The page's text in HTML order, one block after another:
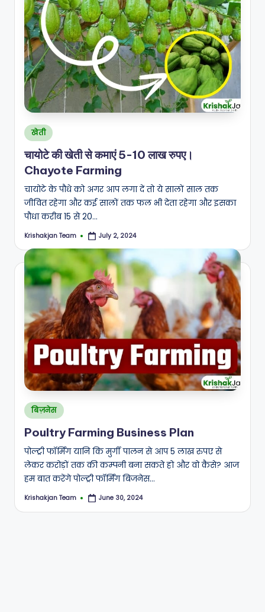
Posted
in
खेती
चायोटे की खेती से कमाएं 5-10 लाख रुपए।
Chayote Farming
चायोटे के पौधे को अगर आप लगा दें तो ये सालों साल तक
जीवित रहेगा और कई सालों तक फल भी देता रहेगा और इसका
पौधा करीब 15 से 20…
Posted
Krishakjan Team July 2, 2024
Posted
in
बिज़नेस
Poultry Farming Business Plan
पोल्ट्री फॉर्मिंग यानि कि मुर्गी पालन से आप 5 लाख रुपए से
लेकर करोड़ों तक की कम्पनी बना सकते हो और वो कैसे? आज
हम बात करेंगे पोल्ट्री फॉर्मिंग बिजनेस…
Posted
Krishakjan Team June 30, 2024